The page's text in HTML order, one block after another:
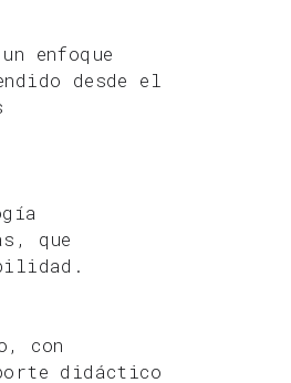
enfoque
desde el
que
con
didáctico